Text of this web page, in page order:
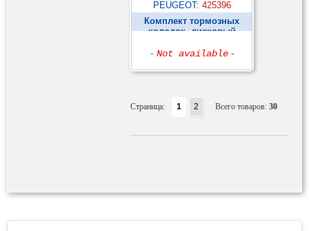
PEUGEOT: 425396
Комплект тормозных
колодок, дисковый
- Not available -
Страница: 1 2 Всего товаров: 30